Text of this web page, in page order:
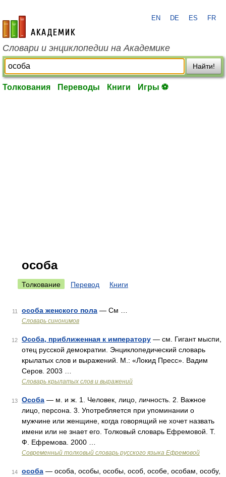
academic.ru
EN DE ES FR
Словари и энциклопедии на Академике
Найти!
Толкования Переводы Книги Игры ⚽
особа
Толкование Перевод Книги
11 особа женского пола — См …
Словарь синонимов
12 Особа, приближенная к императору — см. Гигант мыспи,
отец русской демократии. Энциклопедический словарь
крылатых слов и выражений. М.: «Локид Пресс». Вадим
Серов. 2003 …
Словарь крылатых слов и выражений
13 Особа — м. и ж. 1. Человек, лицо, личность. 2. Важное
лицо, персона. 3. Употребляется при упоминании о
мужчине или женщине, когда говорящий не хочет назвать
имени или не знает его. Толковый словарь Ефремовой. Т.
Ф. Ефремова. 2000 …
Современный толковый словарь русского языка Ефремовой
14 особа — особа, особы, особы, особ, особе, особам, особу,